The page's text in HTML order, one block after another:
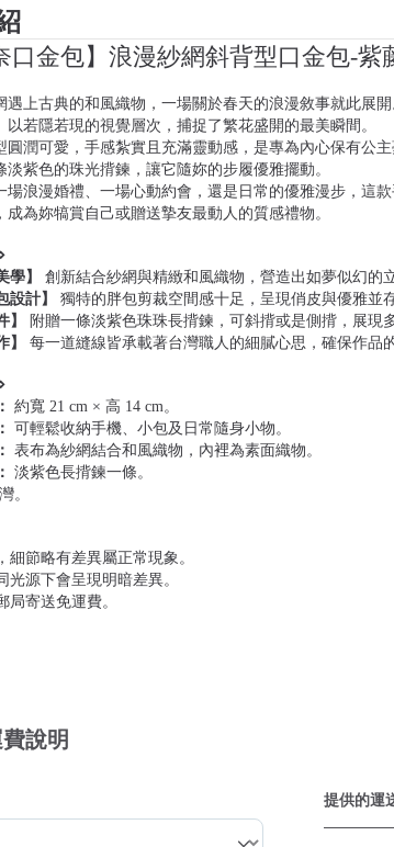
口金包】浪漫紗網斜背型口金包-
遇上古典的和風織物，一場關於春天的浪漫敘事就此展開
以若隱若現的視覺層次，捕捉了繁花盛開的最美瞬間。
圓潤可愛，手感紮實且充滿靈動感，是專為內心保有公主
淡紫色的珠光揹鍊，讓它隨妳的步履優雅擺動。
場浪漫婚禮、一場心動約會，還是日常的優雅漫步，這
成為妳犒賞自己或贈送摯友最動人的質感禮物。
學】
創新結合紗網與精緻和風織物，營造出如夢似幻的
設計】
獨特的胖包剪裁空間感十足，呈現俏皮與優雅並
】
附贈一條淡紫色珠珠長揹鍊，可斜揹或是側揹，展現
】
每一道縫線皆承載著台灣職人的細膩心思，確保作品
約寬 21 cm × 高 14 cm。
可輕鬆收納手機、小包及日常隨身小物。
表布為紗網結合和風織物，內裡為素面織物。
淡紫色長揹鍊一條。
。
細節略有差異屬正常現象。
光源下會呈現明暗差異。
局寄送免運費。
說明
提供的運